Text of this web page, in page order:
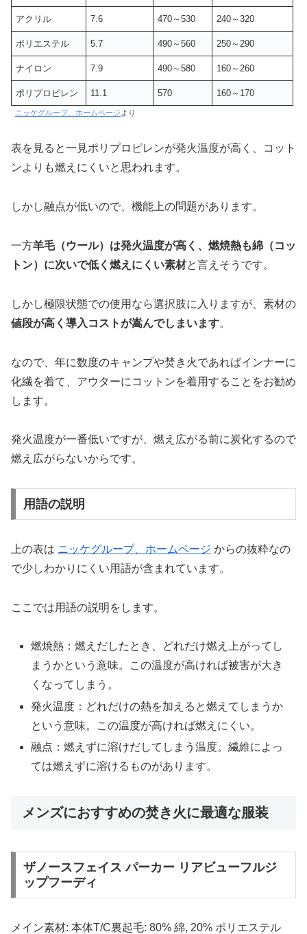
アクリル 7.6 470～530 240～320
ポリエステル 5.7 490～560 250～290
ナイロン 7.9 490～580 160～260
ポリプロピレン 11.1 570 160～170
ニッケグループ、ホームページ より
表を見ると一見ポリプロピレンが発火温度が高く、コット
ンよりも燃えにくいと思われます。
しかし融点が低いので、機能上の問題があります。
一方羊毛（ウール）は発火温度が高く、燃焼熱も綿（コッ
トン）に次いで低く燃えにくい素材と言えそうです。
しかし極限状態での使用なら選択肢に入りますが、素材の
値段が高く導入コストが嵩んでしまいます。
なので、年に数度のキャンプや焚き火であればインナーに
化繊を着て、アウターにコットンを着用することをお勧め
します。
発火温度が一番低いですが、燃え広がる前に炭化するので
燃え広がらないからです。
用語の説明
上の表は ニッケグループ、ホームページ からの抜粋なの
で少しわかりにくい用語が含まれています。
ここでは用語の説明をします。
燃焼熱：燃えだしたとき、どれだけ燃え上がってし
まうかという意味。この温度が高ければ被害が大き
くなってしまう。
発火温度：どれだけの熱を加えると燃えてしまうか
という意味。この温度が高ければ燃えにくい。
融点：燃えずに溶けだしてしまう温度。繊維によっ
ては燃えずに溶けるものがあります。
メンズにおすすめの焚き火に最適な服装
ザノースフェイス パーカー リアビューフルジ
ップフーディ
メイン素材: 本体T/C裏起毛: 80% 綿, 20% ポリエステル